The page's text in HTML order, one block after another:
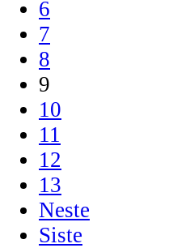
6
7
8
9
10
11
12
13
Neste
Siste